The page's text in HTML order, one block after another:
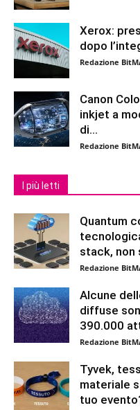
Xerox:
dopo
Redazione
Canon
inkjet a
di...
Redazione
I più letti
Quantum
stack, non
Redazione
Alcune
diffuse
390.000
Redazione
Tyvek,
materiale
tuo